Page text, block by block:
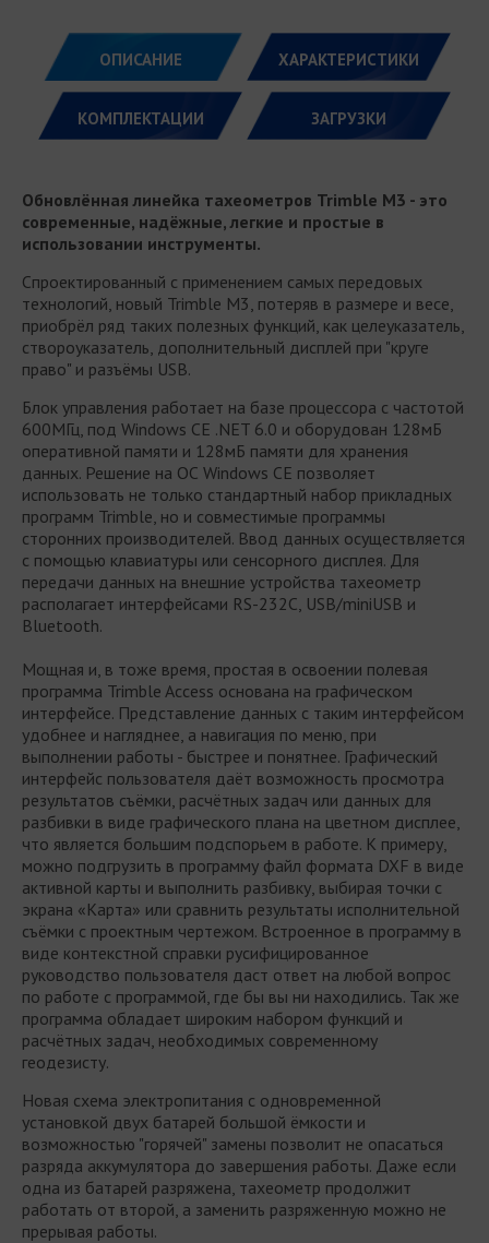
ОПИСАНИЕ ХАРАКТЕРИСТИКИ
КОМПЛЕКТАЦИИ ЗАГРУЗКИ
Обновлённая линейка тахеометров Trimble M3 - это
современные, надёжные, легкие и простые в
использовании инструменты.
Спроектированный с применением самых передовых
технологий, новый Trimble М3, потеряв в размере и весе,
приобрёл ряд таких полезных функций, как целеуказатель,
створоуказатель, дополнительный дисплей при "круге
право" и разъёмы USB.
Блок управления работает на базе процессора с частотой
600МГц, под Windows CE .NET 6.0 и оборудован 128мБ
оперативной памяти и 128мБ памяти для хранения
данных. Решение на ОС Windows CE позволяет
использовать не только стандартный набор прикладных
программ Trimble, но и совместимые программы
сторонних производителей. Ввод данных осуществляется
с помощью клавиатуры или сенсорного дисплея. Для
передачи данных на внешние устройства тахеометр
располагает интерфейсами RS-232C, USB/miniUSB и
Bluetooth.
Мощная и, в тоже время, простая в освоении полевая
программа Trimble Access основана на графическом
интерфейсе. Представление данных с таким интерфейсом
удобнее и нагляднее, а навигация по меню, при
выполнении работы - быстрее и понятнее. Графический
интерфейс пользователя даёт возможность просмотра
результатов съёмки, расчётных задач или данных для
разбивки в виде графического плана на цветном дисплее,
что является большим подспорьем в работе. К примеру,
можно подгрузить в программу файл формата DXF в виде
активной карты и выполнить разбивку, выбирая точки с
экрана «Карта» или сравнить результаты исполнительной
съёмки с проектным чертежом. Встроенное в программу в
виде контекстной справки русифицированное
руководство пользователя даст ответ на любой вопрос
по работе с программой, где бы вы ни находились. Так же
программа обладает широким набором функций и
расчётных задач, необходимых современному
геодезисту.
Новая схема электропитания с одновременной
установкой двух батарей большой ёмкости и
возможностью "горячей" замены позволит не опасаться
разряда аккумулятора до завершения работы. Даже если
одна из батарей разряжена, тахеометр продолжит
работать от второй, а заменить разряженную можно не
прерывая работы.